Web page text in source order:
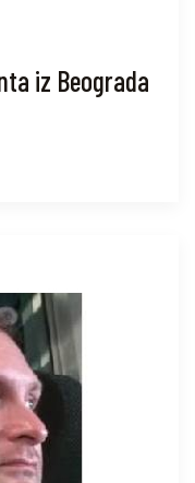
iz Beograda